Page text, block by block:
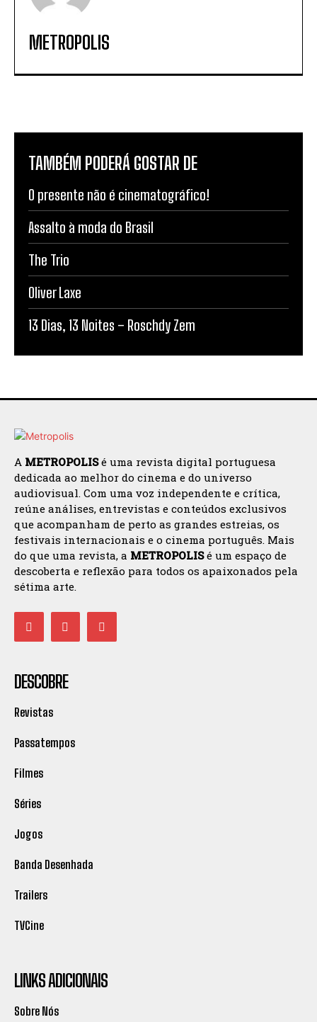
METROPOLIS
TAMBÉM PODERÁ GOSTAR DE
O presente não é cinematográfico!
Assalto à moda do Brasil
The Trio
Oliver Laxe
13 Dias, 13 Noites – Roschdy Zem
A METROPOLISé uma revista digital portuguesa
dedicada ao melhor do cinema e do universo
audiovisual. Com uma voz independente e crítica,
reúne análises, entrevistas e conteúdos exclusivos
que acompanham de perto as grandes estreias, os
festivais internacionais e o cinema português. Mais
do que uma revista, a METROPOLISé um espaço de
descoberta e reflexão para todos os apaixonados pela
sétima arte.
DESCOBRE
Revistas
Passatempos
Filmes
Séries
Jogos
Banda Desenhada
Trailers
TVCine
LINKS ADICIONAIS
Sobre Nós